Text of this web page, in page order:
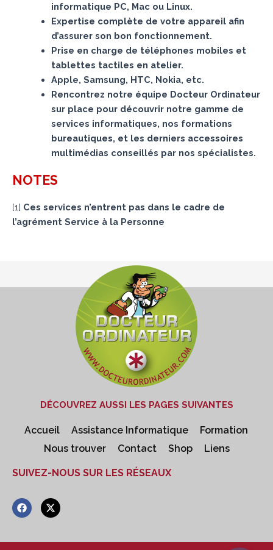
informatique PC, Mac ou Linux.
Expertise complète de votre appareil afin
d’assurer son bon fonctionnement.
Prise en charge de téléphones mobiles et
tablettes tactiles en atelier.
Apple, Samsung, HTC, Nokia, etc.
Rencontrez notre équipe Docteur Ordinateur
sur place pour découvrir notre gamme de
services informatiques, nos formations
bureautiques, et les derniers accessoires
multimédias conseillés par nos spécialistes.
NOTES
[1] Ces services n’entrent pas dans le cadre de
l’agrément Service à la Personne
DÉCOUVREZ AUSSI LES PAGES SUIVANTES
Accueil Assistance Informatique
Formation
Nous trouver
Contact Shop Liens
SUIVEZ-NOUS SUR LES RÉSEAUX
F
a
b
X
-
i